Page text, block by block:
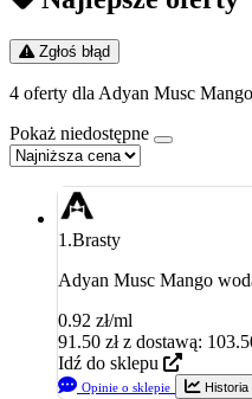
Zgłoś błąd
4 oferty dla Adyan Musc
Pokaż niedostępne
1.Brasty
Adyan Musc Mango
0.92 zł/ml
91.50 zł z dostawą:
Idź do sklepu
Opinie o sklepie Historia